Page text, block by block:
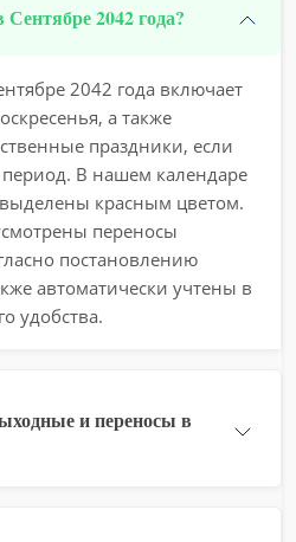
2042 года?
2042 года включает
а также
праздники, если
В нашем календаре
красным цветом.
переносы
постановлению
автоматически учтены в
удобства.
и переносы в